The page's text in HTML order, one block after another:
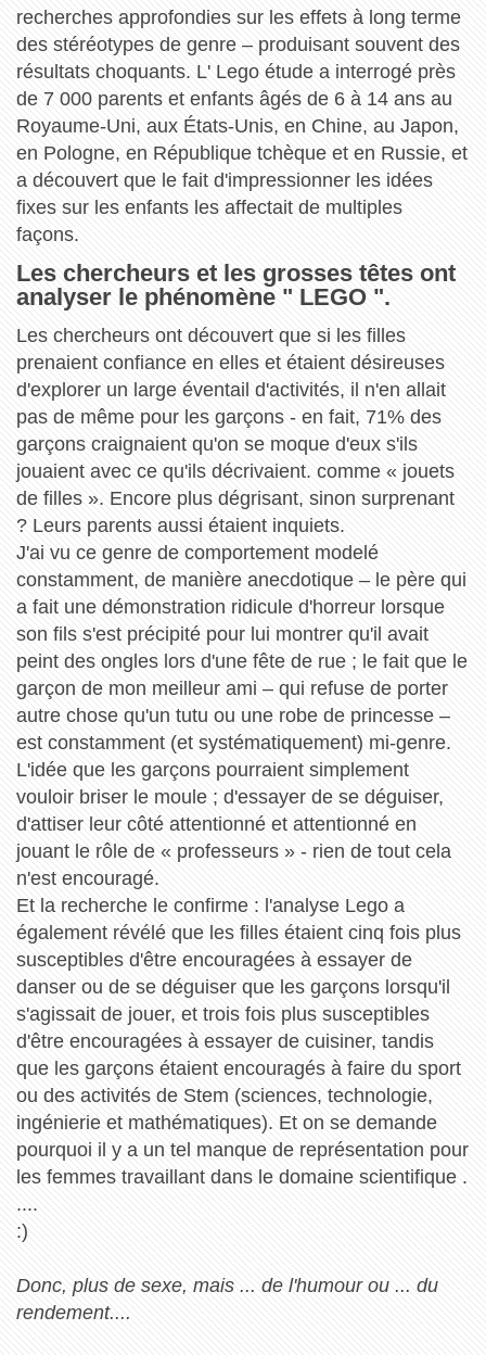
recherches approfondies sur les effets à long terme
des stéréotypes de genre – produisant souvent des
résultats choquants. L' Lego étude a interrogé près
de 7 000 parents et enfants âgés de 6 à 14 ans au
Royaume-Uni, aux États-Unis, en Chine, au Japon,
en Pologne, en République tchèque et en Russie, et
a découvert que le fait d'impressionner les idées
fixes sur les enfants les affectait de multiples
façons.
Les chercheurs et les grosses têtes ont
analyser le phénomène " LEGO ".
Les chercheurs ont découvert que si les filles
prenaient confiance en elles et étaient désireuses
d'explorer un large éventail d'activités, il n'en allait
pas de même pour les garçons - en fait, 71% des
garçons craignaient qu'on se moque d'eux s'ils
jouaient avec ce qu'ils décrivaient. comme « jouets
de filles ». Encore plus dégrisant, sinon surprenant
? Leurs parents aussi étaient inquiets.
J'ai vu ce genre de comportement modelé
constamment, de manière anecdotique – le père qui
a fait une démonstration ridicule d'horreur lorsque
son fils s'est précipité pour lui montrer qu'il avait
peint des ongles lors d'une fête de rue ; le fait que le
garçon de mon meilleur ami – qui refuse de porter
autre chose qu'un tutu ou une robe de princesse –
est constamment (et systématiquement) mi-genre.
L'idée que les garçons pourraient simplement
vouloir briser le moule ; d'essayer de se déguiser,
d'attiser leur côté attentionné et attentionné en
jouant le rôle de « professeurs » - rien de tout cela
n'est encouragé.
Et la recherche le confirme : l'analyse Lego a
également révélé que les filles étaient cinq fois plus
susceptibles d'être encouragées à essayer de
danser ou de se déguiser que les garçons lorsqu'il
s'agissait de jouer, et trois fois plus susceptibles
d'être encouragées à essayer de cuisiner, tandis
que les garçons étaient encouragés à faire du sport
ou des activités de Stem (sciences, technologie,
ingénierie et mathématiques). Et on se demande
pourquoi il y a un tel manque de représentation pour
les femmes travaillant dans le domaine scientifique .
....
:)
Donc, plus de sexe, mais ... de l'humour ou ... du
rendement....